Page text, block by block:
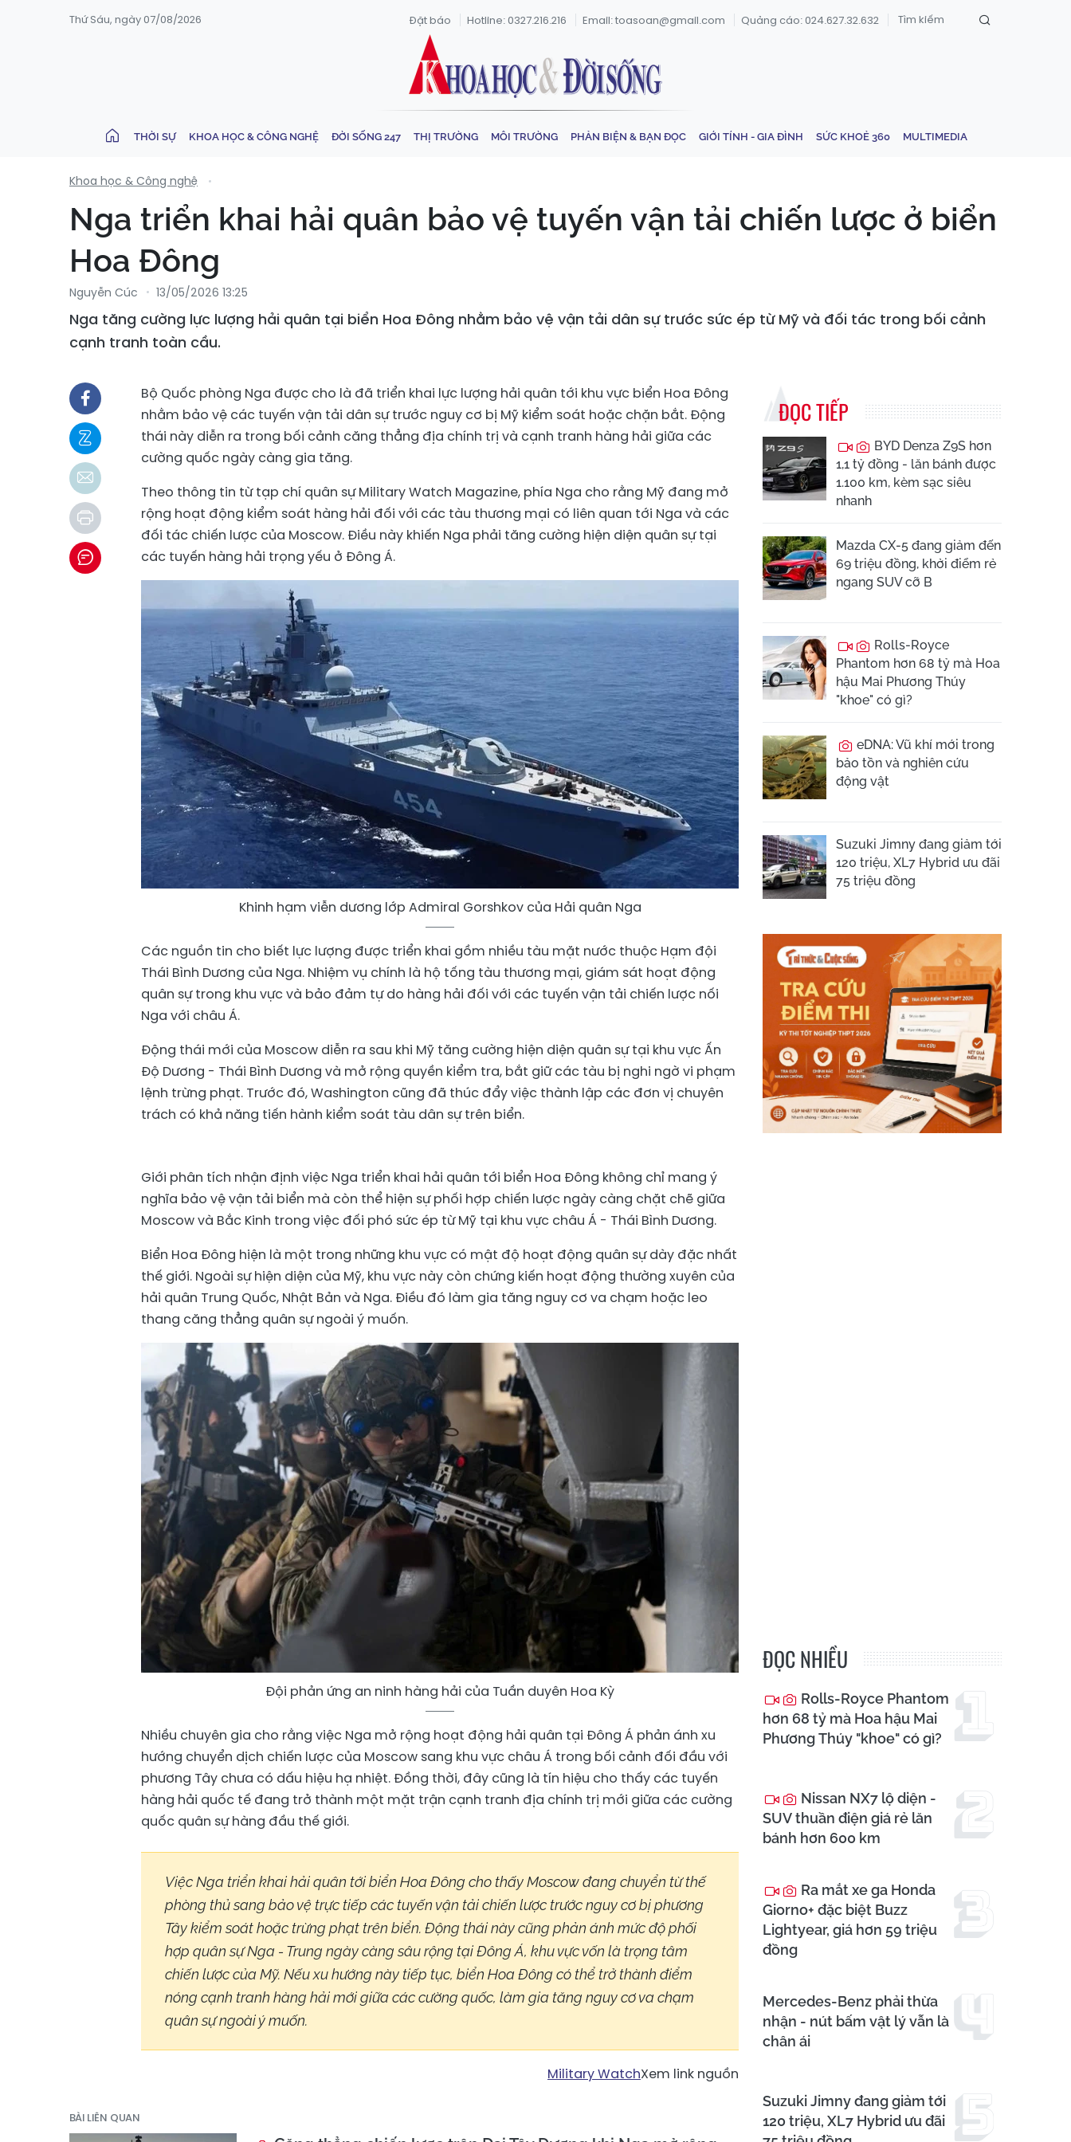
Thứ Sáu, ngày 07/08/2026 Đặt báo Hotline: 0327.216.216 Email: toasoan@gmail.com Quảng cáo: 024.627.32.632
THỜI SỰ KHOA HỌC & CÔNG NGHỆ ĐỜI SỐNG 247 THỊ TRƯỜNG MÔI TRƯỜNG PHẢN BIỆN & BẠN ĐỌC GIỚI TÍNH - GIA ĐÌNH SỨC KHOẺ 360 MULTIMEDIA
Khoa học & Công nghệ
Nga triển khai hải quân bảo vệ tuyến vận tải chiến lược ở biển
Hoa Đông
Nguyễn Cúc 13/05/2026 13:25
Nga tăng cường lực lượng hải quân tại biển Hoa Đông nhằm bảo vệ vận tải dân sự trước sức ép từ Mỹ và đối tác trong bối cảnh
cạnh tranh toàn cầu.
Bộ Quốc phòng Nga được cho là đã triển khai lực lượng hải quân tới khu vực biển Hoa Đông
nhằm bảo vệ các tuyến vận tải dân sự trước nguy cơ bị Mỹ kiểm soát hoặc chặn bắt. Động
thái này diễn ra trong bối cảnh căng thẳng địa chính trị và cạnh tranh hàng hải giữa các
cường quốc ngày càng gia tăng.
Theo thông tin từ tạp chí quân sự Military Watch Magazine, phía Nga cho rằng Mỹ đang mở
rộng hoạt động kiểm soát hàng hải đối với các tàu thương mại có liên quan tới Nga và các
đối tác chiến lược của Moscow. Điều này khiến Nga phải tăng cường hiện diện quân sự tại
các tuyến hàng hải trọng yếu ở Đông Á.
Khinh hạm viễn dương lớp Admiral Gorshkov của Hải quân Nga
Các nguồn tin cho biết lực lượng được triển khai gồm nhiều tàu mặt nước thuộc Hạm đội
Thái Bình Dương của Nga. Nhiệm vụ chính là hộ tống tàu thương mại, giám sát hoạt động
quân sự trong khu vực và bảo đảm tự do hàng hải đối với các tuyến vận tải chiến lược nối
Nga với châu Á.
Động thái mới của Moscow diễn ra sau khi Mỹ tăng cường hiện diện quân sự tại khu vực Ấn
Độ Dương - Thái Bình Dương và mở rộng quyền kiểm tra, bắt giữ các tàu bị nghi ngờ vi phạm
lệnh trừng phạt. Trước đó, Washington cũng đã thúc đẩy việc thành lập các đơn vị chuyên
trách có khả năng tiến hành kiểm soát tàu dân sự trên biển.
Giới phân tích nhận định việc Nga triển khai hải quân tới biển Hoa Đông không chỉ mang ý
nghĩa bảo vệ vận tải biển mà còn thể hiện sự phối hợp chiến lược ngày càng chặt chẽ giữa
Moscow và Bắc Kinh trong việc đối phó sức ép từ Mỹ tại khu vực châu Á - Thái Bình Dương.
Biển Hoa Đông hiện là một trong những khu vực có mật độ hoạt động quân sự dày đặc nhất
thế giới. Ngoài sự hiện diện của Mỹ, khu vực này còn chứng kiến hoạt động thường xuyên của
hải quân Trung Quốc, Nhật Bản và Nga. Điều đó làm gia tăng nguy cơ va chạm hoặc leo
thang căng thẳng quân sự ngoài ý muốn.
Đội phản ứng an ninh hàng hải của Tuần duyên Hoa Kỳ
Nhiều chuyên gia cho rằng việc Nga mở rộng hoạt động hải quân tại Đông Á phản ánh xu
hướng chuyển dịch chiến lược của Moscow sang khu vực châu Á trong bối cảnh đối đầu với
phương Tây chưa có dấu hiệu hạ nhiệt. Đồng thời, đây cũng là tín hiệu cho thấy các tuyến
hàng hải quốc tế đang trở thành một mặt trận cạnh tranh địa chính trị mới giữa các cường
quốc quân sự hàng đầu thế giới.
Việc Nga triển khai hải quân tới biển Hoa Đông cho thấy Moscow đang chuyển từ thế
phòng thủ sang bảo vệ trực tiếp các tuyến vận tải chiến lược trước nguy cơ bị phương
Tây kiểm soát hoặc trừng phạt trên biển. Động thái này cũng phản ánh mức độ phối
hợp quân sự Nga - Trung ngày càng sâu rộng tại Đông Á, khu vực vốn là trọng tâm
chiến lược của Mỹ. Nếu xu hướng này tiếp tục, biển Hoa Đông có thể trở thành điểm
nóng cạnh tranh hàng hải mới giữa các cường quốc, làm gia tăng nguy cơ va chạm
quân sự ngoài ý muốn.
Military WatchXem link nguồn
BÀI LIÊN QUAN
ĐỌC TIẾP
BYD Denza Z9S hơn
1,1 tỷ đồng - lăn bánh được
1.100 km, kèm sạc siêu
nhanh
Mazda CX-5 đang giảm đến
69 triệu đồng, khởi điểm rẻ
ngang SUV cỡ B
Rolls-Royce
Phantom hơn 68 tỷ mà Hoa
hậu Mai Phương Thúy
"khoe" có gì?
eDNA: Vũ khí mới trong
bảo tồn và nghiên cứu
động vật
Suzuki Jimny đang giảm tới
120 triệu, XL7 Hybrid ưu đãi
75 triệu đồng
ĐỌC NHIỀU
Rolls-Royce Phantom
hơn 68 tỷ mà Hoa hậu Mai
Phương Thúy "khoe" có gì?
Nissan NX7 lộ diện -
SUV thuần điện giá rẻ lăn
bánh hơn 600 km
Ra mắt xe ga Honda
Giorno+ đặc biệt Buzz
Lightyear, giá hơn 59 triệu
đồng
Mercedes-Benz phải thừa
nhận - nút bấm vật lý vẫn là
chân ái
Suzuki Jimny đang giảm tới
120 triệu, XL7 Hybrid ưu đãi